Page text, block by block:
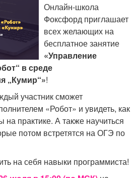
Онлайн-школа
Фоксфорд приглашает
всех желающих на
бесплатное занятие
«Управление
в среде
„Кумир“»!
участник сможет
«Робот» и увидеть, как
на практике. А также научиться
потом встретятся на ОГЭ по
на себя навыки программиста!